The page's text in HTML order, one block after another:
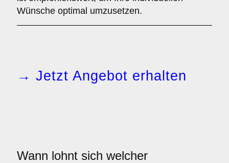
Wünsche optimal umzusetzen.
→ Jetzt Angebot erhalten
Wann lohnt sich welcher